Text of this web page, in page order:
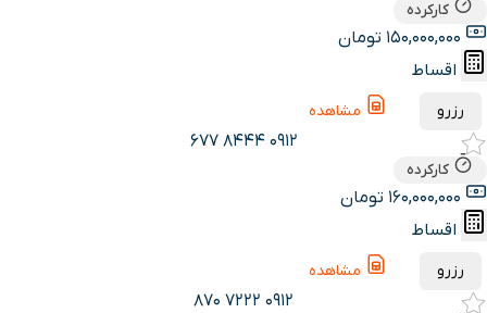
کارکرده
اقساط
رزرو مشاهده
0912 8444 677
کارکرده
اقساط
رزرو مشاهده
0912 7222 870